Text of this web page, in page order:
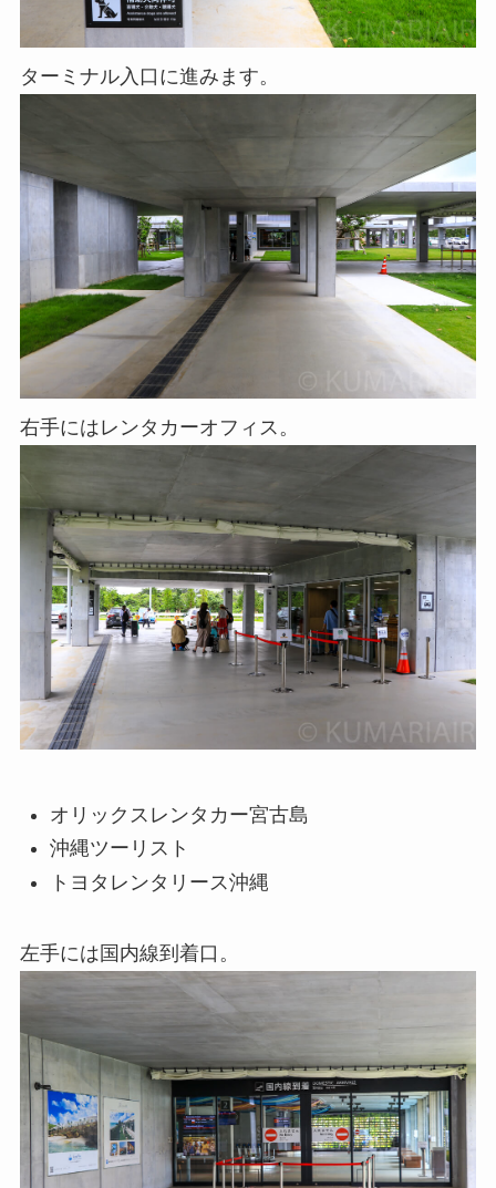
ターミナル入口に進みます。
右手にはレンタカーオフィス。
オリックスレンタカー宮古島
沖縄ツーリスト
トヨタレンタリース沖縄
左手には国内線到着口。